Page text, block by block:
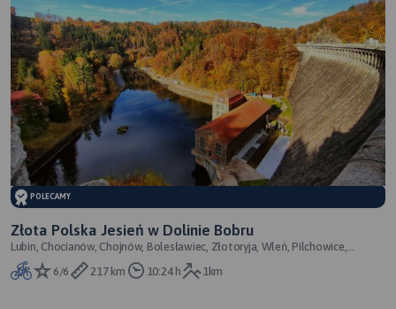
POLECAMY
Złota Polska Jesień w Dolinie Bobru
Lubin, Chocianów, Chojnów, Bolesławiec, Złotoryja, Wleń, Pilchowice,
Świerzawa, Sędziszowa, Legnica
6/6
217 km 10:24 h 1km